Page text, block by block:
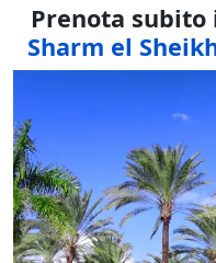
Prenota subito
Sharm el